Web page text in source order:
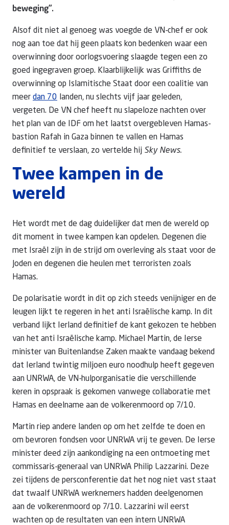
beweging”.
Alsof dit niet al genoeg was voegde de VN-chef er ook
nog aan toe dat hij geen plaats kon bedenken waar een
overwinning door oorlogsvoering slaagde tegen een zo
goed ingegraven groep. Klaarblijkelijk was Griffiths de
overwinning op Islamitische Staat door een coalitie van
meer dan 70 landen, nu slechts vijf jaar geleden,
vergeten. De VN chef heeft nu slapeloze nachten over
het plan van de IDF om het laatst overgebleven Hamas-
bastion Rafah in Gaza binnen te vallen en Hamas
definitief te verslaan, zo vertelde hij Sky News.
Twee kampen in de
wereld
Het wordt met de dag duidelijker dat men de wereld op
dit moment in twee kampen kan opdelen. Degenen die
met Israël zijn in de strijd om overleving als staat voor de
Joden en degenen die heulen met terroristen zoals
Hamas.
De polarisatie wordt in dit op zich steeds venijniger en de
leugen lijkt te regeren in het anti Israëlische kamp. In dit
verband lijkt Ierland definitief de kant gekozen te hebben
van het anti Israëlische kamp. Michael Martin, de Ierse
minister van Buitenlandse Zaken maakte vandaag bekend
dat Ierland twintig miljoen euro noodhulp heeft gegeven
aan UNRWA, de VN-hulporganisatie die verschillende
keren in opspraak is gekomen vanwege collaboratie met
Hamas en deelname aan de volkerenmoord op 7/10.
Martin riep andere landen op om het zelfde te doen en
om bevroren fondsen voor UNRWA vrij te geven. De Ierse
minister deed zijn aankondiging na een ontmoeting met
commissaris-generaal van UNRWA Philip Lazzarini. Deze
zei tijdens de persconferentie dat het nog niet vast staat
dat twaalf UNRWA werknemers hadden deelgenomen
aan de volkerenmoord op 7/10. Lazzarini wil eerst
wachten op de resultaten van een intern UNRWA